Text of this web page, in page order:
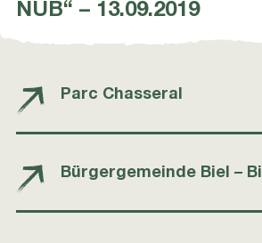
NUB“ – 13.09.2019
Parc Chasseral
Bürgergemeinde Biel –